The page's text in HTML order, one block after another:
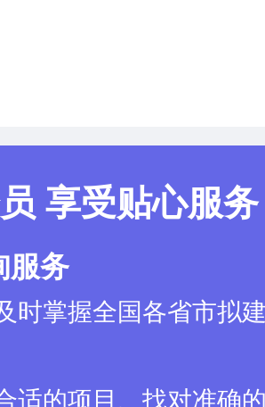
享受贴心服务
服务
时掌握全国各省市拟
适的项目、找对准确